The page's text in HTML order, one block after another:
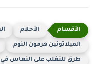
الأحلام
الميلاتونين هرمون النوم
طرق للتغلب على النعاس في